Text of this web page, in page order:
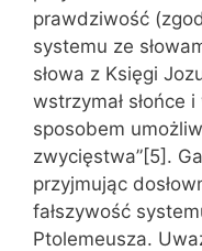
prawdziwość
systemu ze
słowa z Księgi
wstrzymał słońce
sposobem
zwycięstwa”[5].
przyjmując
fałszywość
Ptolemeusza.